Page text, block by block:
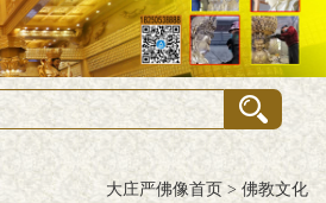
大庄严佛像首页 > 佛教文化